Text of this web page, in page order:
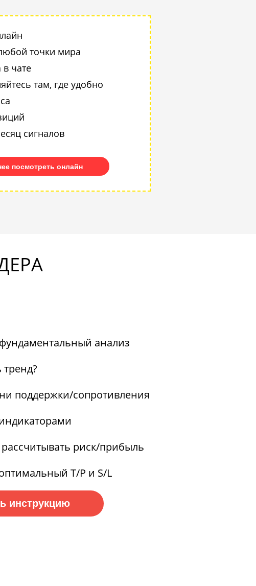
точки мира
чате
там, где удобно
сигналов
посмотреть онлайн
анализ
тренд?
поддержки/сопротивления
риск/прибыль
T/P и S/L
инструкцию